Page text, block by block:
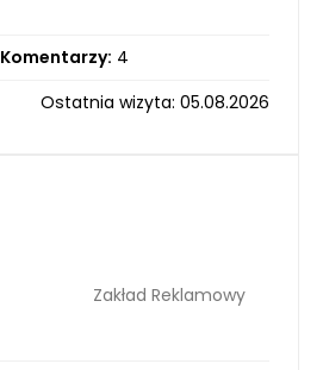
Komentarzy: 4
Ostatnia wizyta: 05.08.2026
Zakład Reklamowy